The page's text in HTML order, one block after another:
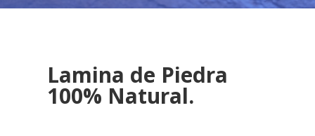
Lamina de Piedra
100% Natural.